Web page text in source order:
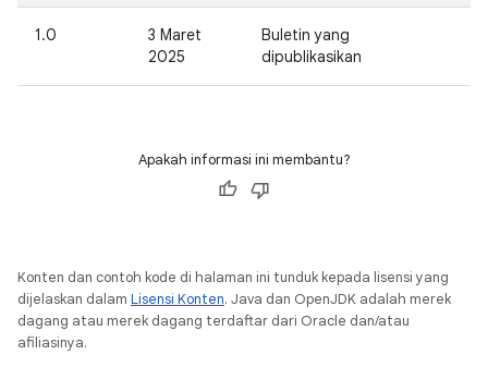
1.0
3 Maret
2025
Buletin yang
dipublikasikan
Apakah informasi ini membantu?
Konten dan contoh kode di halaman ini tunduk kepada lisensi yang
dijelaskan dalam Lisensi Konten. Java dan OpenJDK adalah merek
dagang atau merek dagang terdaftar dari Oracle dan/atau
afiliasinya.